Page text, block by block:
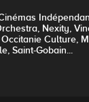
Nexity,
Culture,
Saint-Gobain...